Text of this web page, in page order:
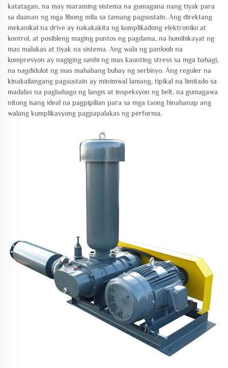
katatagan, na may maraming sistema na gumagana nang tiyak para
sa daanan ng mga libong mila sa tamang pagsustain. Ang direktang
mekanikal na drive ay nakakakita ng komplikadong elektroniko at
kontrol, at posibleng maging puntos ng pagdama, na humihikayat ng
mas malakas at tiyak na sistema. Ang wala ng panloob na
kompresyon ay nagiging sanhi ng mas kaunting stress sa mga bahagi,
na nagdidulot ng mas mahabang buhay ng serbisyo. Ang reguler na
kinakailangang pagsustain ay minimwal lamang, tipikal na limitado sa
madalas na pagbabago ng langis at inspeksyon ng belt, na gumagawa
nitong isang ideal na pagpipilian para sa mga taong hinahanap ang
walang kumplikasyong pagpapalakas ng performa.